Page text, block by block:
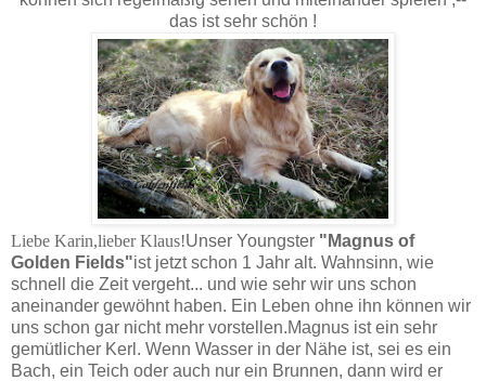
das ist sehr schön !
Liebe Karin,lieber Klaus!Unser Youngster "Magnus of
Golden Fields"ist jetzt schon 1 Jahr alt. Wahnsinn, wie
schnell die Zeit vergeht... und wie sehr wir uns schon
aneinander gewöhnt haben. Ein Leben ohne ihn können wir
uns schon gar nicht mehr vorstellen.Magnus ist ein sehr
gemütlicher Kerl. Wenn Wasser in der Nähe ist, sei es ein
Bach, ein Teich oder auch nur ein Brunnen, dann wird er